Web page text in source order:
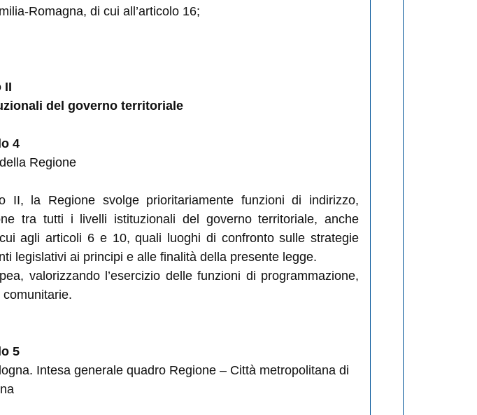
Romagna, di cui all’articolo 16;
II
del governo territoriale
4
Regione
la Regione svolge prioritariamente funzioni di indirizzo,
tra tutti i livelli istituzionali del governo territoriale, anche
agli articoli 6 e 10, quali luoghi di confronto sulle strategie
legislativi ai principi e alle finalità della presente legge.
valorizzando l’esercizio delle funzioni di programmazione,
5
Intesa generale quadro Regione – Città metropolitana di